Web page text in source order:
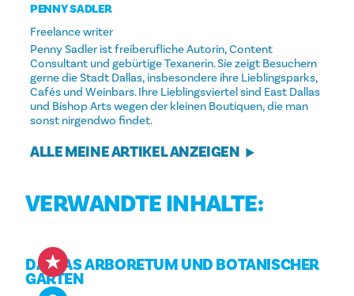
PENNY SADLER
Freelance writer
Penny Sadler ist freiberufliche Autorin, Content
Consultant und gebürtige Texanerin. Sie zeigt Besuchern
gerne die Stadt Dallas, insbesondere ihre Lieblingsparks,
Cafés und Weinbars. Ihre Lieblingsviertel sind East Dallas
und Bishop Arts wegen der kleinen Boutiquen, die man
sonst nirgendwo findet.
ALLE MEINE ARTIKEL ANZEIGEN
VERWANDTE INHALTE:
DALLAS ARBORETUM UND BOTANISCHER
GARTEN